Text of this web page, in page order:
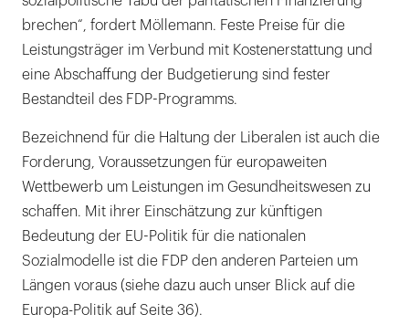
brechen“, fordert Möllemann. Feste Preise für die
Leistungsträger im Verbund mit Kostenerstattung und
eine Abschaffung der Budgetierung sind fester
Bestandteil des FDP-Programms.
Bezeichnend für die Haltung der Liberalen ist auch die
Forderung, Voraussetzungen für europaweiten
Wettbewerb um Leistungen im Gesundheitswesen zu
schaffen. Mit ihrer Einschätzung zur künftigen
Bedeutung der EU-Politik für die nationalen
Sozialmodelle ist die FDP den anderen Parteien um
Längen voraus (siehe dazu auch unser Blick auf die
Europa-Politik auf Seite 36).